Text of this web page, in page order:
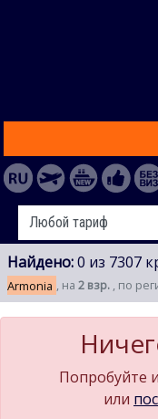
Найдено:0 из 7307
Armonia , на 2 взр. , по
Попробуйте
или